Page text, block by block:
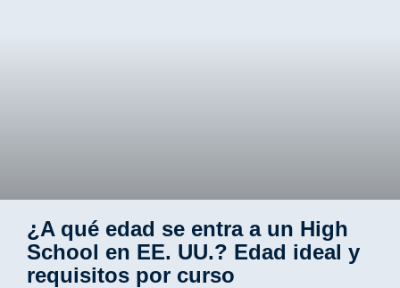
¿A qué edad se entra a un High
School en EE. UU.? Edad ideal y
requisitos por curso